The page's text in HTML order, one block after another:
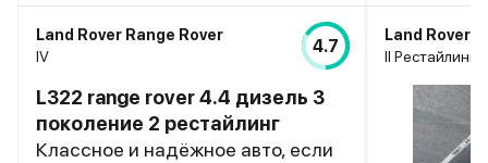
Land Rover Range Rover
IV
4.7
L322 range rover 4.4 дизель 3
поколение 2 рестайлинг
Классное и надёжное авто, если
Land Rover
II Рестайлинг,